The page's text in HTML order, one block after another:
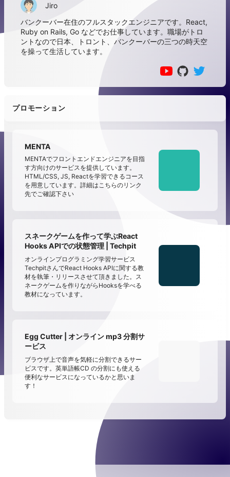
Jiro
バンクーバー在住のフルスタックエンジニアです。React,
Ruby on Rails, Go などでお仕事しています。職場がトロ
ントなので日本、トロント、バンクーバーの三つの時天空
を操って生活しています。
プロモーション
MENTA
MENTAでフロントエンドエンジニアを目指
す方向けのサービスを提供しています。
HTML/CSS, JS, Reactを学習できるコース
を用意しています。詳細はこちらのリンク
先でご確認下さい
スネークゲームを作って学ぶReact
Hooks APIでの状態管理 | Techpit
オンラインプログラミング学習サービス
TechpitさんでReact Hooks APIに関する教
材を執筆・リリースさせて頂きました。ス
ネークゲームを作りながらHooksを学べる
教材になっています。
Egg Cutter | オンライン mp3 分割サ
ービス
ブラウザ上で音声を気軽に分割できるサー
ビスです。英単語帳CD の分割にも使える
便利なサービスになっているかと思いま
す！